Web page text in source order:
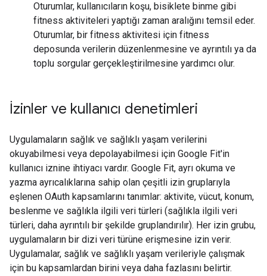
Oturumlar, kullanıcıların koşu, bisiklete binme gibi
fitness aktiviteleri yaptığı zaman aralığını temsil eder.
Oturumlar, bir fitness aktivitesi için fitness
deposunda verilerin düzenlenmesine ve ayrıntılı ya da
toplu sorgular gerçekleştirilmesine yardımcı olur.
İzinler ve kullanıcı denetimleri
Uygulamaların sağlık ve sağlıklı yaşam verilerini
okuyabilmesi veya depolayabilmesi için Google Fit'in
kullanıcı iznine ihtiyacı vardır. Google Fit, ayrı okuma ve
yazma ayrıcalıklarına sahip olan çeşitli izin gruplarıyla
eşlenen OAuth kapsamlarını tanımlar: aktivite, vücut, konum,
beslenme ve sağlıkla ilgili veri türleri (sağlıkla ilgili veri
türleri, daha ayrıntılı bir şekilde gruplandırılır). Her izin grubu,
uygulamaların bir dizi veri türüne erişmesine izin verir.
Uygulamalar, sağlık ve sağlıklı yaşam verileriyle çalışmak
için bu kapsamlardan birini veya daha fazlasını belirtir.